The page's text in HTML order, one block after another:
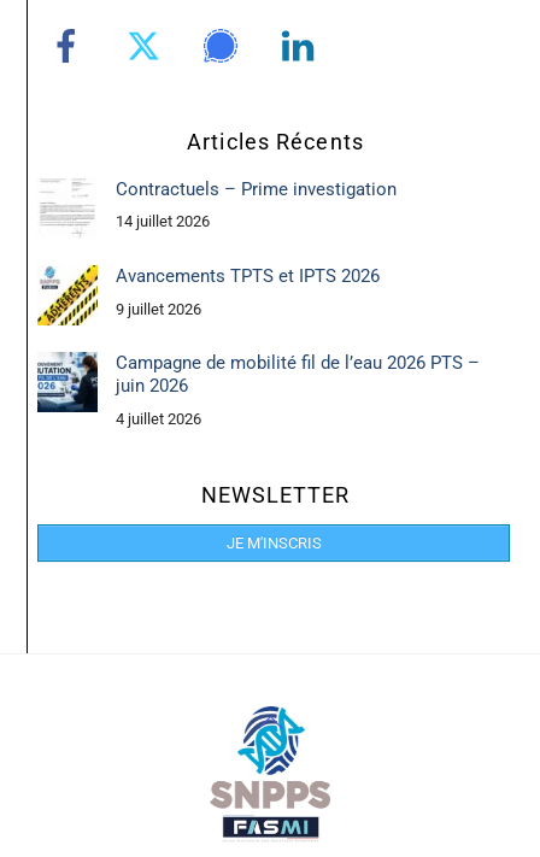
Articles Récents
Contractuels – Prime investigation
14 juillet 2026
Avancements TPTS et IPTS 2026
9 juillet 2026
Campagne de mobilité fil de l’eau 2026 PTS –
juin 2026
4 juillet 2026
NEWSLETTER
JE M'INSCRIS
Back
To
Top